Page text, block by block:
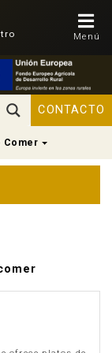
Menú
CONTACTO
Comer Dropdown